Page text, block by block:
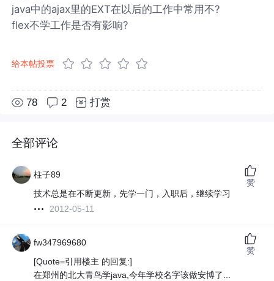
java中的ajax里的EXT在以后的工作中常用不?
flex不学工作是否有影响?
给本帖投票
78 2 打赏
全部评论
柱子89
技术总是在不断更新，先学一门，入职后，继续学习
2012-05-11
赞
fw347969680
[Quote=引用楼主 的回复:]
在郑州的北大青鸟学java,今年学校名字该做安博了...
赞